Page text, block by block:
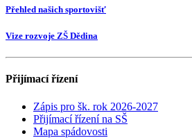
Přehled našich sportovišť
Vize rozvoje ZŠ Dědina
Přijímací řízení
Zápis pro šk. rok 2026-2027
Přijímací řízení na SŠ
Mapa spádovosti